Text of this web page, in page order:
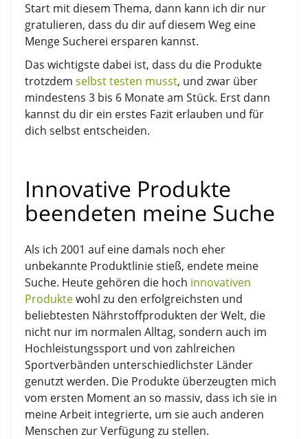
Start mit diesem Thema, dann kann ich dir nur
gratulieren, dass du dir auf diesem Weg eine
Menge Sucherei ersparen kannst.
Das wichtigste dabei ist, dass du die Produkte
trotzdem selbst testen musst, und zwar über
mindestens 3 bis 6 Monate am Stück. Erst dann
kannst du dir ein erstes Fazit erlauben und für
dich selbst entscheiden.
Innovative Produkte
beendeten meine Suche
Als ich 2001 auf eine damals noch eher
unbekannte Produktlinie stieß, endete meine
Suche. Heute gehören die hoch innovativen
Produktewohl zu den erfolgreichsten und
beliebtesten Nährstoffprodukten der Welt, die
nicht nur im normalen Alltag, sondern auch im
Hochleistungssport und von zahlreichen
Sportverbänden unterschiedlichster Länder
genutzt werden. Die Produkte überzeugten mich
vom ersten Moment an so massiv, dass ich sie in
meine Arbeit integrierte, um sie auch anderen
Menschen zur Verfügung zu stellen.